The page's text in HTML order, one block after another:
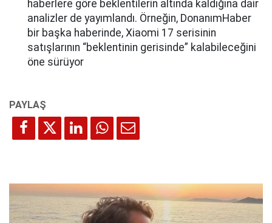
haberlere göre beklentilerin altında kaldığına dair
analizler de yayımlandı. Örneğin, DonanımHaber
bir başka haberinde, Xiaomi 17 serisinin
satışlarının “beklentinin gerisinde” kalabileceğini
öne sürüyor